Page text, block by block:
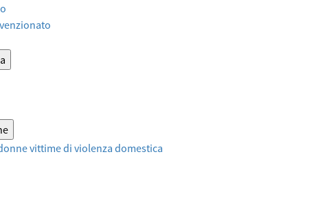
vittime di violenza domestica